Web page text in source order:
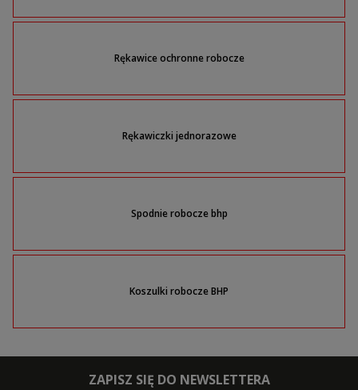
Rękawice ochronne robocze
Rękawiczki jednorazowe
Spodnie robocze bhp
Koszulki robocze BHP
ZAPISZ SIĘ DO NEWSLETTERA